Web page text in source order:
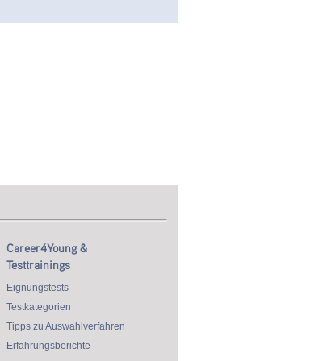
Career4Young &
Testtrainings
Eignungstests
Testkategorien
Tipps zu Auswahlverfahren
Erfahrungsberichte